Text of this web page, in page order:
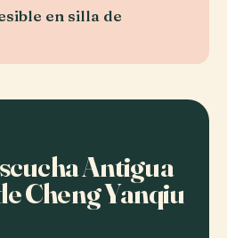
en silla de
Antigua
Cheng Yanqiu